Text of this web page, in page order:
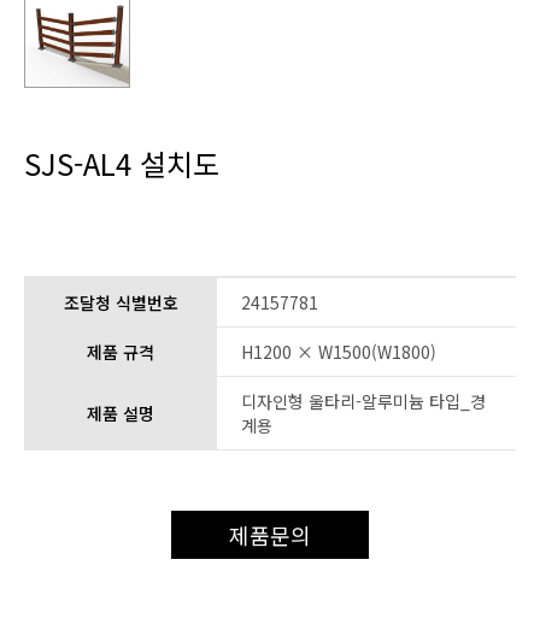
SJS-AL4 설치도
조달청 식별번호 24157781
제품 규격 H1200 × W1500(W1800)
제품 설명
디자인형 울타리-알루미늄 타입_경
계용
제품문의